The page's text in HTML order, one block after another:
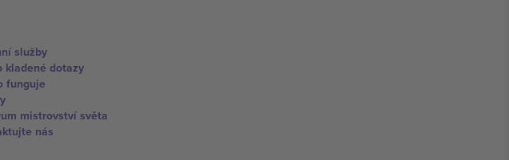
služby
kladené dotazy
funguje
mistrovství světa
nás